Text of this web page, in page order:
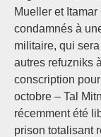
Mueller et
condamnés à
militaire, qui
autres refuzniks
conscription
octobre – Tal
récemment été
prison totalisant